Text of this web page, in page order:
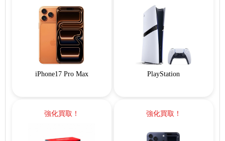
iPhone17 Pro Max PlayStation
強化買取！ 強化買取！